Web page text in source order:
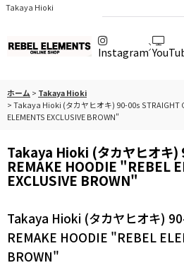
Takaya Hioki
Instagram
ホーム > Takaya Hioki
>Takaya Hioki (タカヤヒオキ) 90-00s STRAIGHT
ELEMENTS EXCLUSIVE BROWN"
Takaya Hioki (タカヤヒオキ)
REMAKE HOODIE "REBEL
EXCLUSIVE BROWN"
Takaya Hioki (タカヤヒオキ)
REMAKE HOODIE "REBEL
BROWN"